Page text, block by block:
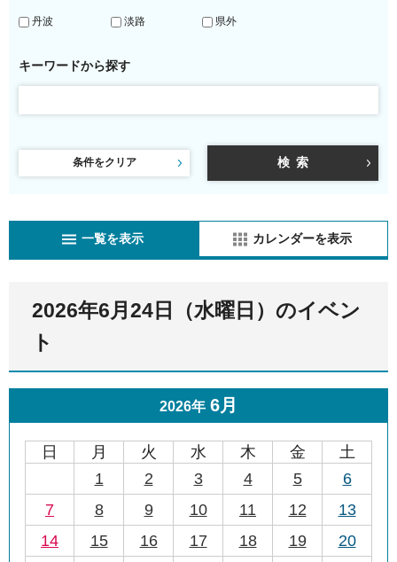
丹波 淡路 県外
キーワードから探す
条件をクリア
一覧を表示 カレンダーを表示
2026年6月24日（水曜日）のイベン
ト
2026年 6月
日 月 火 水 木 金
土
1
2 3 4 5
6
7
8 9 10 11 12
13
14
15 16 17 18 19
20